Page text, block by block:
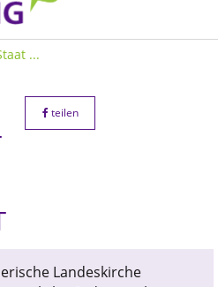
...
teilen
Landeskirche